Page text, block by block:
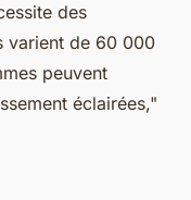
des
varient de 60 000
peuvent
éclairées,"